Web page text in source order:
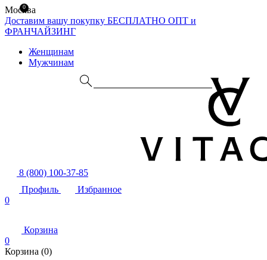
Москва
Доставим вашу покупку БЕСПЛАТНО ОПТ и
ФРАНЧАЙЗИНГ
Женщинам
Мужчинам
8 (800) 100-37-85
Профиль
Избранное
0
Корзина
0
Корзина (0)
0